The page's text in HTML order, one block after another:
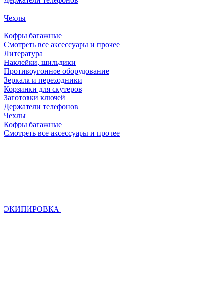
Чехлы
Кофры багажные
Смотреть все аксессуары и прочее
Литература
Наклейки, шильдики
Противоугонное оборудование
Зеркала и переходники
Корзинки для скутеров
Заготовки ключей
Держатели телефонов
Чехлы
Кофры багажные
Смотреть все аксессуары и прочее
ЭКИПИРОВКА